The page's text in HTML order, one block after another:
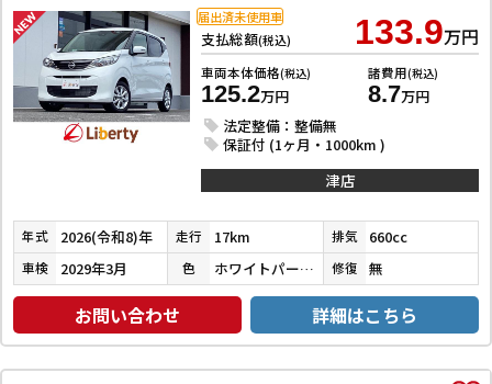
支払総額(税込) 133.9万円
車両本体価格(税込)
125.2万円
諸費用(税込)
8.7万円
法定整備：整備無
保証付 (1ヶ月・1000km )
届出済未使用車
津店
年式 2026(令和8)年 走行 17km 排気 660cc
車検 2029年3月 色 ホワイトパール３コートパール 修復 無
お問い合わせ 詳細はこちら